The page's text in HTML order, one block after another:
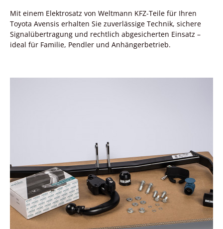
Mit einem Elektrosatz von Weltmann KFZ-Teile für Ihren
Toyota Avensis erhalten Sie zuverlässige Technik, sichere
Signalübertragung und rechtlich abgesicherten Einsatz –
ideal für Familie, Pendler und Anhängerbetrieb.